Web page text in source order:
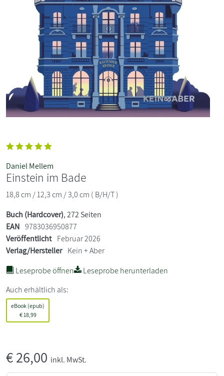
Daniel Mellem
Einstein im Bade
18,8 cm / 12,3 cm / 3,0 cm ( B/H/T )
Buch (Hardcover), 272 Seiten
EAN 9783036950877
Veröffentlicht Februar 2026
Verlag/Hersteller Kein + Aber
Leseprobe öffnen
Leseprobe herunterladen
Auch erhältlich als:
eBook (epub)
€18,99
€26,00 inkl. MwSt.